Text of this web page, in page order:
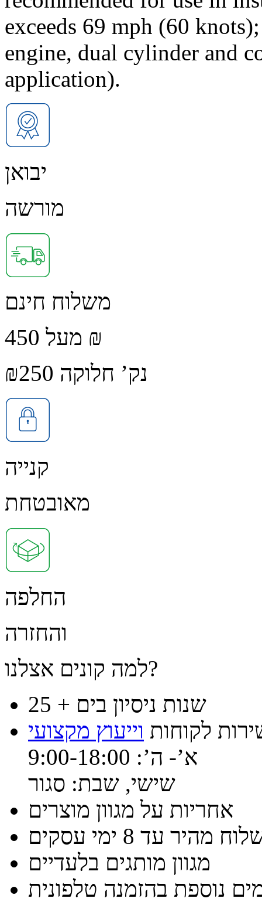
exceeds 69 mph (60
engine, dual cylinder and
application).
יבואן
מורשה
משלוח חינם
מעל 450 ₪
נק’ חלוקה ₪250
קנייה
מאובטחת
החלפה
והחזרה
למה קונים אצלנו?
25 + שנות ניסיון בים
לקוחות וייעוץ מקצועי
א’- ה’: 9:00-18:00
שישי, שבת: סגור
אחריות על מגוון מוצרים
מהיר עד 8 ימי עסקים
מגוון מותגים בלעדיים
נוספת בהזמנה טלפונית